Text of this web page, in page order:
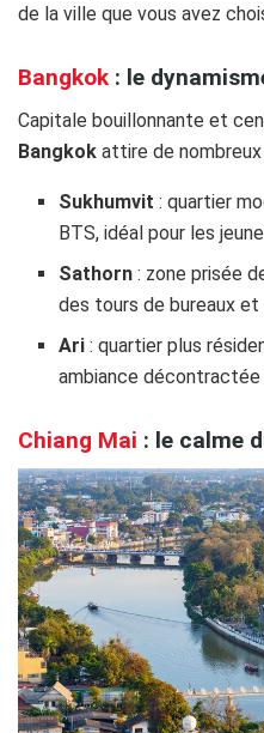
de la ville que vous avez
Bangkok : le
Capitale bouillonnante et
Bangkok attire de
Sukhumvit : quartier
BTS, idéal pour les
Sathorn : zone prisée
des tours de bureaux et
Ari : quartier plus
ambiance
Chiang Mai : le calme